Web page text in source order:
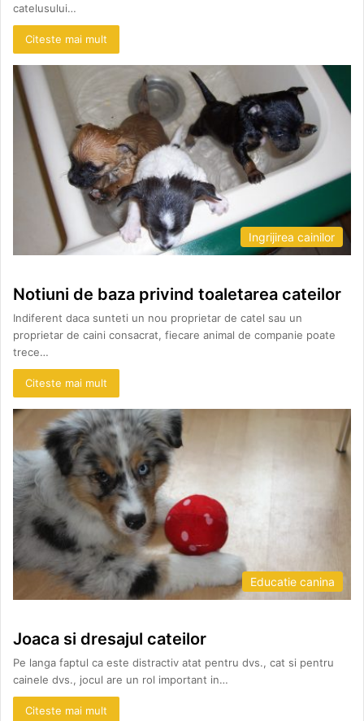
catelusului…
Citeste mai mult
Ingrijirea cainilor
Notiuni de baza privind toaletarea cateilor
Indiferent daca sunteti un nou proprietar de catel sau un
proprietar de caini consacrat, fiecare animal de companie poate
trece…
Citeste mai mult
Educatie canina
Joaca si dresajul cateilor
Pe langa faptul ca este distractiv atat pentru dvs., cat si pentru
cainele dvs., jocul are un rol important in…
Citeste mai mult